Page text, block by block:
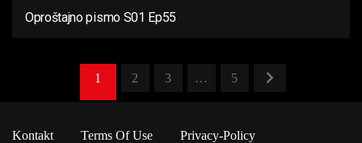
Oproštajno pismo S01 Ep55
1 2 3 … 5
Kontakt Terms Of Use
Privacy-Policy